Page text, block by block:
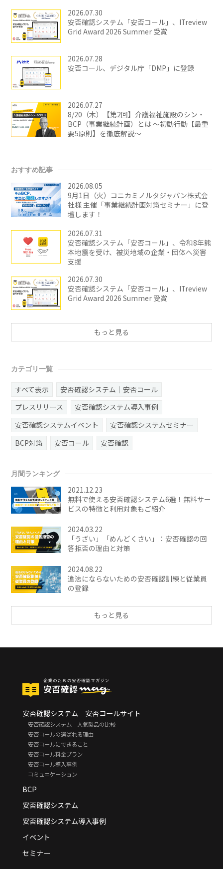
2026.07.30
安否確認システム「安否コール」、ITreview
Grid Award 2026 Summer 受賞
2026.07.28
安否コール、デジタル庁「DMP」に登録
2026.07.27
8/20（木）【第2回】介護福祉施設のシン・
BCP（事業継続計画）とは ～初動行動【最重
要5原則】を徹底解説～
おすすめ記事
2026.08.05
9月1日（火）コニカミノルタジャパン株式会
社様 主催「事業継続計画対策セミナー」に登
壇します！
2026.07.31
安否確認システム「安否コール」、令和8年熊
本地震を受け、被災地域の企業・団体へ災害
支援
2026.07.30
安否確認システム「安否コール」、ITreview
Grid Award 2026 Summer 受賞
もっと見る
カテゴリ一覧
すべて表示
安否確認システム｜安否コール
プレスリリース
安否確認システム導入事例
安否確認システムイベント
安否確認システムセミナー
BCP対策
安否コール 安否確認
月間ランキング
2021.12.23
無料で使える安否確認システム6選！無料サー
ビスの特徴と利用対象もご紹介
2024.03.22
「うざい」「めんどくさい」：安否確認の回
答拒否の理由と対策
2024.08.22
違法にならないための安否確認訓練と従業員
の登録
もっと見る
安否確認システム 安否コールサイト
安否確認システム 人気製品の比較
安否コールの選ばれる理由
安否コールにできること
安否コール料金プラン
安否コール導入事例
コミュニケーション
BCP
安否確認システム
安否確認システム導入事例
イベント
セミナー